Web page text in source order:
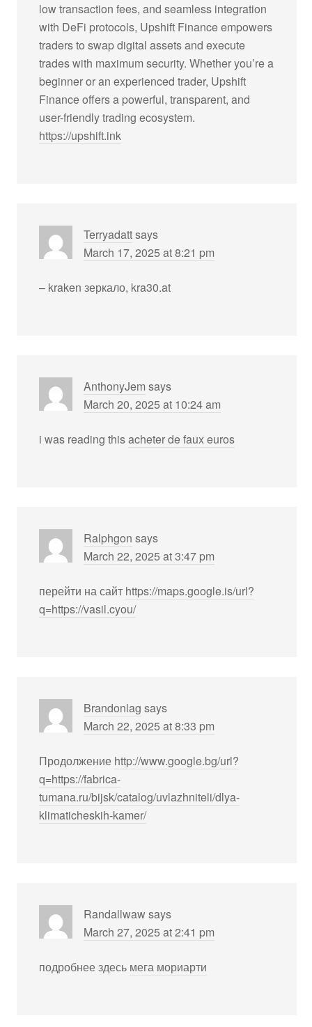
low transaction fees, and seamless integration
with DeFi protocols, Upshift Finance empowers
traders to swap digital assets and execute
trades with maximum security. Whether you’re a
beginner or an experienced trader, Upshift
Finance offers a powerful, transparent, and
user-friendly trading ecosystem.
https://upshift.ink
Terryadattsays
March 17, 2025 at 8:21 pm
– kraken зеркало, kra30.at
AnthonyJem says
March 20, 2025 at 10:24 am
i was reading thisacheter de faux euros
Ralphgon says
March 22, 2025 at 3:47 pm
перейти на сайт https://maps.google.is/url?
q=https://vasil.cyou/
Brandonlag says
March 22, 2025 at 8:33 pm
Продолжение http://www.google.bg/url?
q=https://fabrica-
tumana.ru/bijsk/catalog/uvlazhniteli/dlya-
klimaticheskih-kamer/
Randallwawsays
March 27, 2025 at 2:41 pm
подробнее здесь мега мориарти